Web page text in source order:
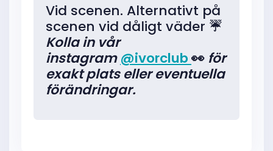
Vid scenen. Alternativt på
scenen vid dåligt väder ☔️
Kolla in vår
instagram@ivorclub👀 för
exakt plats eller eventuella
förändringar.